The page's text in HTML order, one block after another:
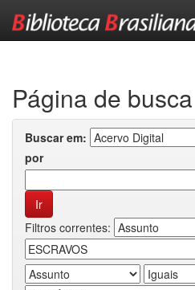
Página de busca
Buscar em:
por
Filtros correntes: